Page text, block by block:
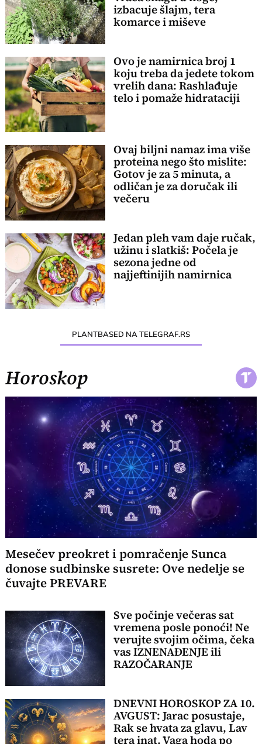
izbacuje šlajm, tera
komarce i miševe
Ovo je namirnica broj 1
koju treba da jedete tokom
vrelih dana: Rashlađuje
telo i pomaže hidrataciji
Ovaj biljni namaz ima više
proteina nego što mislite:
Gotov je za 5 minuta, a
odličan je za doručak ili
večeru
Jedan pleh vam daje ručak,
užinu i slatkiš: Počela je
sezona jedne od
najjeftinijih namirnica
PLANTBASED NA TELEGRAF.RS
Horoskop
Mesečev preokret i pomračenje Sunca
donose sudbinske susrete: Ove nedelje se
čuvajte PREVARE
Sve počinje večeras sat
vremena posle ponoći! Ne
verujte svojim očima, čeka
vas IZNENAĐENJE ili
RAZOČARANJE
DNEVNI HOROSKOP ZA 10.
AVGUST: Jarac posustaje,
Rak se hvata za glavu, Lav
tera inat, Vaga hoda po